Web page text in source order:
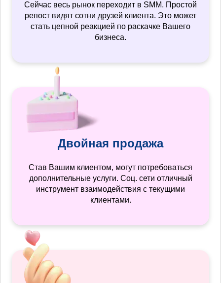
Сейчас весь рынок переходит в SMM. Простой
репост видят сотни друзей клиента. Это может
стать цепной реакцией по раскачке Вашего
бизнеса.
Двойная продажа
Став Вашим клиентом, могут потребоваться
дополнительные услуги. Соц. сети отличный
инструмент взаимодействия с текущими
клиентами.